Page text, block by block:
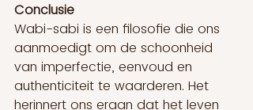
Conclusie
Wabi-sabi is een filosofie die ons
aanmoedigt om de schoonheid
van imperfectie, eenvoud en
authenticiteit te waarderen. Het
herinnert ons eraan dat het leven